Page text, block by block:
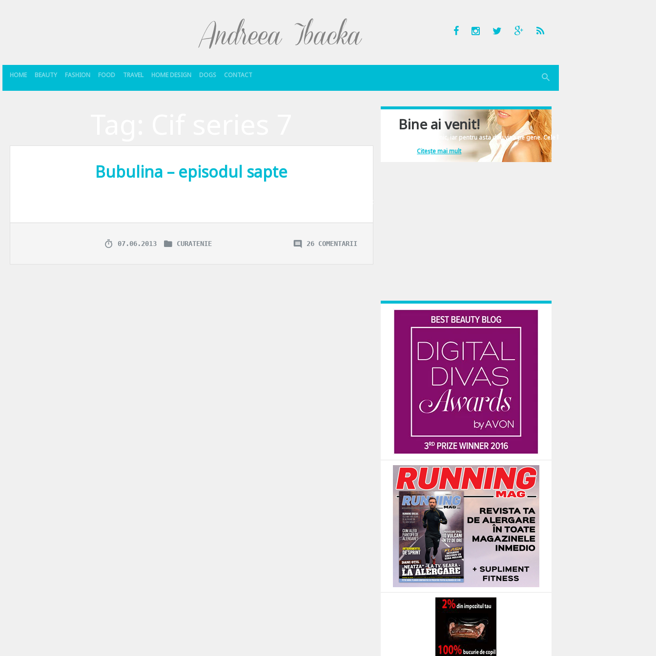
HOME BEAUTY FASHION FOOD TRAVEL HOME DESIGN DOGS CONTACT
Bubulina – episodul sapte
Cand vine vorba de biciclete, m-as putea numi conservatoare. Cu toate ca imi place sa cred ca-s doar o nostalgica cu suflet de artist. De ce spun asta? Fiindca in 2013 inca-s fericita posesoare a unei biciclete post-
07.06.2013 CURATENIE 26 COMENTARII
Bine ai venit!
Îmi place să comunic, iar pentru asta dau vina pe gene. Cele înscrise în ADN-ul femeiesc.
Citește mai mult